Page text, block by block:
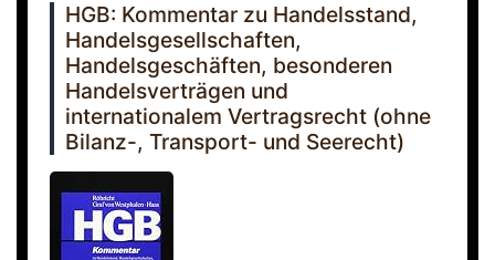
HGB: Kommentar zu Handelsstand,
Handelsgesellschaften,
Handelsgeschäften, besonderen
Handelsverträgen und
internationalem Vertragsrecht (ohne
Bilanz-, Transport- und Seerecht)